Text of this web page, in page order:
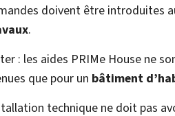
doivent être introduites
.
: les aides PRIMe House ne
que pour un bâtiment
technique ne doit pas